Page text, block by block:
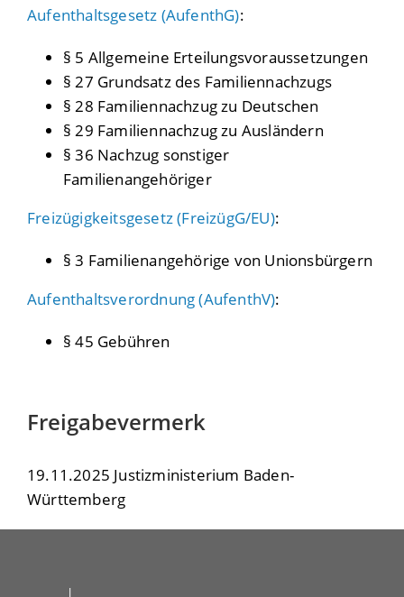
Aufenthaltsgesetz (AufenthG):
§ 5 Allgemeine Erteilungsvoraussetzungen
§ 27 Grundsatz des Familiennachzugs
§ 28 Familiennachzug zu Deutschen
§ 29 Familiennachzug zu Ausländern
§ 36 Nachzug sonstiger
Familienangehöriger
Freizügigkeitsgesetz (FreizügG/EU):
§ 3 Familienangehörige von Unionsbürgern
Aufenthaltsverordnung (AufenthV):
§ 45 Gebühren
Freigabevermerk
19.11.2025 Justizministerium Baden-
Württemberg